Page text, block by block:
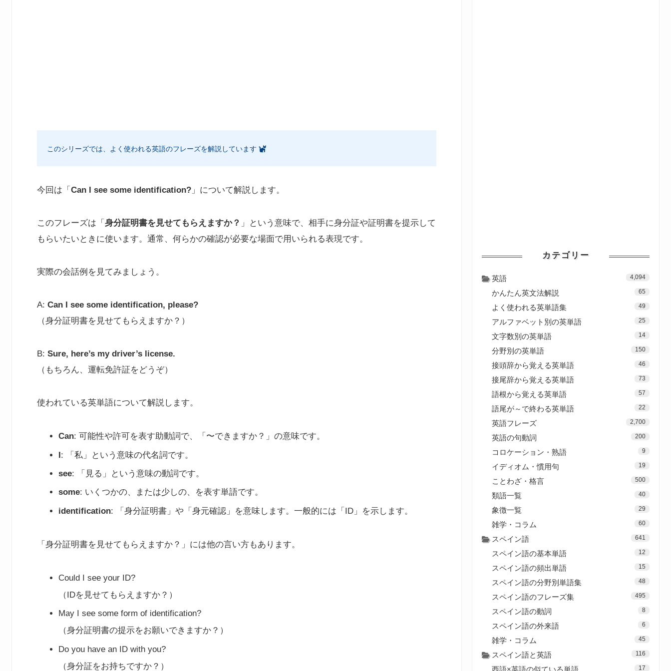
このシリーズでは、よく使われる英語のフレーズを解説しています
今回は「 Can I see some identification? 」について解説します。
このフレーズは「 身分証明書を見せてもらえますか？ 」という意味で、相手に身分証や証明書を提示して
もらいたいときに使います。通常、何らかの確認が必要な場面で用いられる表現です。
実際の会話例を見てみましょう。
A: Can I see some identification, please?
（身分証明書を見せてもらえますか？）
B: Sure, here’s my driver’s license.
（もちろん、運転免許証をどうぞ）
使われている英単語について解説します。
Can: 可能性や許可を表す助動詞で、「〜できますか？」の意味です。
I: 「私」という意味の代名詞です。
see: 「見る」という意味の動詞です。
some: いくつかの、または少しの、を表す単語です。
identification: 「身分証明書」や「身元確認」を意味します。一般的には「ID」を示します。
「身分証明書を見せてもらえますか？」には他の言い方もあります。
Could I see your ID?
（IDを見せてもらえますか？）
May I see some form of identification?
（身分証明書の提示をお願いできますか？）
Do you have an ID with you?
（身分証をお持ちですか？）
カテゴリー
英語 4,094
かんたん英文法解説 65
よく使われる英単語集 49
アルファベット別の英単語 25
文字数別の英単語 14
分野別の英単語 150
接頭辞から覚える英単語 46
接尾辞から覚える英単語 73
語根から覚える英単語 57
語尾が～で終わる英単語 22
英語フレーズ 2,700
英語の句動詞 200
コロケーション・熟語 9
イディオム・慣用句 19
ことわざ・格言 500
類語一覧 40
象徴一覧 29
雑学・コラム 60
スペイン語 641
スペイン語の基本単語 12
スペイン語の頻出単語 15
スペイン語の分野別単語集 48
スペイン語のフレーズ集 495
スペイン語の動詞 8
スペイン語の外来語 6
雑学・コラム 45
スペイン語と英語 116
西語×英語の似ている単語 17